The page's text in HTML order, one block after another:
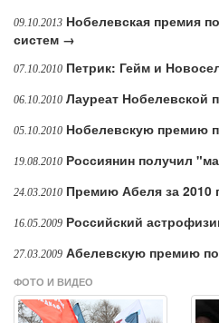
09.10.2013 Нобелевская премия
систем →
07.10.2010 Петрик: Гейм и
06.10.2010 Лауреат Нобелевской
05.10.2010 Нобелевскую премию
19.08.2010 Россиянин получил
24.03.2010 Премию Абеля за 2010
16.05.2009 Российский
27.03.2009 Абелевскую премию
ФОТО И ВИДЕО